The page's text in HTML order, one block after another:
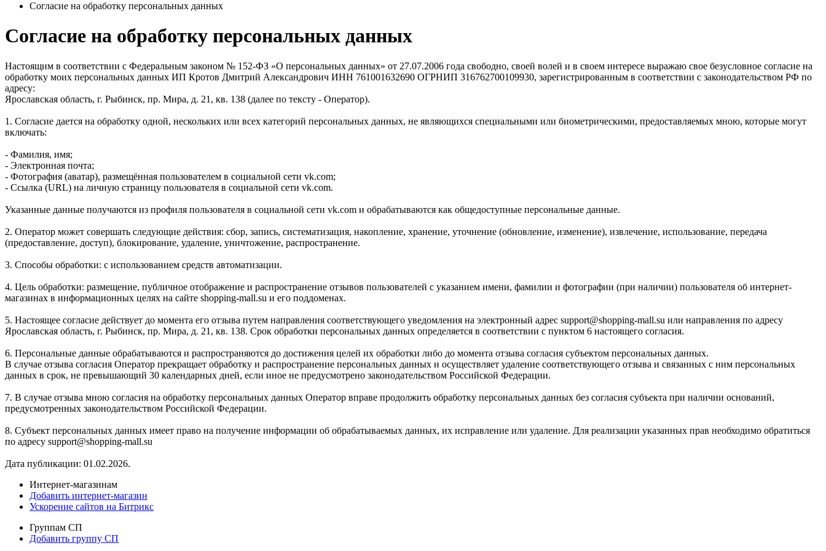
Согласие на обработку персональных данных
Согласие на обработку персональных данных
Настоящим в соответствии с Федеральным законом № 152-ФЗ «О персональных данных» от 27.07.2006 года свободно, своей волей и в своем интересе выражаю свое безусловное согласие на
обработку моих персональных данных ИП Кротов Дмитрий Александрович ИНН 761001632690 ОГРНИП 316762700109930, зарегистрированным в соответствии с законодательством РФ по
адресу:
Ярославская область, г. Рыбинск, пр. Мира, д. 21, кв. 138 (далее по тексту - Оператор).
1. Согласие дается на обработку одной, нескольких или всех категорий персональных данных, не являющихся специальными или биометрическими, предоставляемых мною, которые могут
включать:
- Фамилия, имя;
- Электронная почта;
- Фотография (аватар), размещённая пользователем в социальной сети vk.com;
- Ссылка (URL) на личную страницу пользователя в социальной сети vk.com.
Указанные данные получаются из профиля пользователя в социальной сети vk.com и обрабатываются как общедоступные персональные данные.
2. Оператор может совершать следующие действия: сбор, запись, систематизация, накопление, хранение, уточнение (обновление, изменение), извлечение, использование, передача
(предоставление, доступ), блокирование, удаление, уничтожение, распространение.
3. Способы обработки: с использованием средств автоматизации.
4. Цель обработки: размещение, публичное отображение и распространение отзывов пользователей с указанием имени, фамилии и фотографии (при наличии) пользователя об интернет-
магазинах в информационных целях на сайте shopping-mall.su и его поддоменах.
5. Настоящее согласие действует до момента его отзыва путем направления соответствующего уведомления на электронный адрес support@shopping-mall.su или направления по адресу
Ярославская область, г. Рыбинск, пр. Мира, д. 21, кв. 138. Срок обработки персональных данных определяется в соответствии с пунктом 6 настоящего согласия.
6. Персональные данные обрабатываются и распространяются до достижения целей их обработки либо до момента отзыва согласия субъектом персональных данных.
В случае отзыва согласия Оператор прекращает обработку и распространение персональных данных и осуществляет удаление соответствующего отзыва и связанных с ним персональных
данных в срок, не превышающий 30 календарных дней, если иное не предусмотрено законодательством Российской Федерации.
7. В случае отзыва мною согласия на обработку персональных данных Оператор вправе продолжить обработку персональных данных без согласия субъекта при наличии оснований,
предусмотренных законодательством Российской Федерации.
8. Субъект персональных данных имеет право на получение информации об обрабатываемых данных, их исправление или удаление. Для реализации указанных прав необходимо обратиться
по адресу support@shopping-mall.su
Дата публикации: 01.02.2026.
Интернет-магазинам
Добавить интернет-магазин
Ускорение сайтов на Битрикс
Группам СП
Добавить группу СП